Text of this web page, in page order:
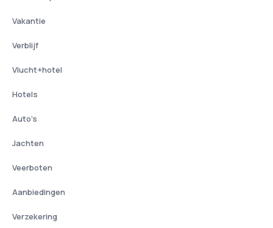
Vakantie
Verblijf
Vlucht+hotel
Hotels
Auto's
Jachten
Veerboten
Aanbiedingen
Verzekering